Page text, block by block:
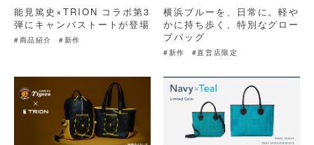
能見篤史×TRION コラボ第3
弾にキャンバストートが登場
#商品紹介 #新作
横浜ブルーを、日常に。軽や
かに持ち歩く、特別なグロー
ブバッグ
#新作 #直営店限定